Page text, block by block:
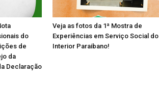
do
de
da
Declaração
Veja as fotos da 1ª Mostra de
Experiências em Serviço Social do
Interior Paraibano!